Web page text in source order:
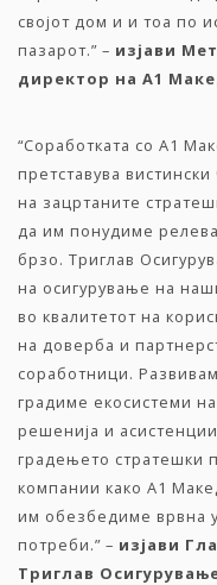
својот дом и и тоа по
пазарот.” – изјави
директор на А1
“Соработката со А1
претставува
на зацртаните
да им понудиме
брзо. Триглав
на осигурување на
во квалитетот на
на доверба и
соработници.
градиме екосистеми
решенија и
градењето стратешки
компании како А1
им обезбедиме врвна
потреби.” – изјави
Триглав